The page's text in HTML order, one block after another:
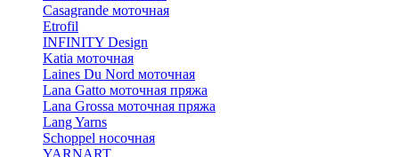
Casagrande моточная
Etrofil
INFINITY Design
Katia моточная
Laines Du Nord моточная
Lana Gatto моточная пряжа
Lana Grossa моточная пряжа
Lang Yarns
Schoppel носочная
YARNART